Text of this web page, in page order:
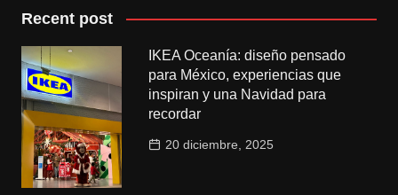
Recent post
IKEA Oceanía: diseño pensado
para México, experiencias que
inspiran y una Navidad para
recordar
20 diciembre, 2025